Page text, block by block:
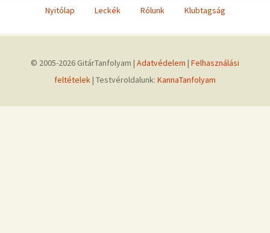
Nyitólap Leckék Rólunk Klubtagság
© 2005-2026 GitárTanfolyam | Adatvédelem | Felhasználási
feltételek| Testvéroldalunk: KannaTanfolyam